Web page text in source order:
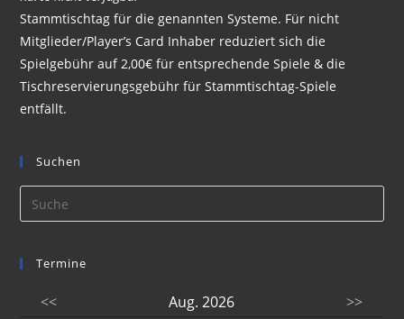
Stammtischtag für die genannten Systeme. Für nicht
Mitglieder/Player’s Card Inhaber reduziert sich die
Spielgebühr auf 2,00€ für entsprechende Spiele & die
Tischreservierungsgebühr für Stammtischtag-Spiele
entfällt.
Suchen
Termine
<< Aug. 2026 >>